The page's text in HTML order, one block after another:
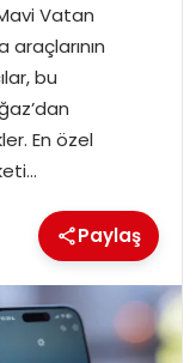
Vatan
bu
En özel
Paylaş